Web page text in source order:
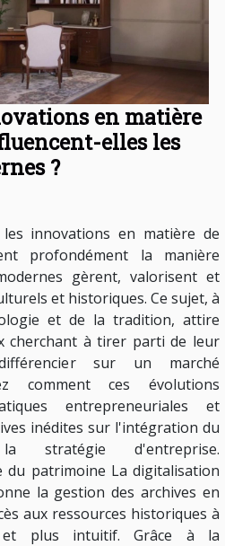
en matière
elles les
?
innovations en matière de
profondément la manière
gèrent, valorisent et
et historiques. Ce sujet, à
et de la tradition, attire
cherchant à tirer parti de leur
sur un marché
comment ces évolutions
entrepreneuriales et
inédites sur l'intégration du
stratégie d'entreprise.
du patrimoine La digitalisation
la gestion des archives en
aux ressources historiques à
plus intuitif. Grâce à la